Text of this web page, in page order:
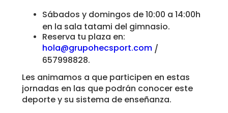
Sábados y domingos de 10:00 a 14:00h
en la sala tatami del gimnasio.
Reserva tu plaza en:
hola@grupohecsport.com /
657998828.
Les animamos a que participen en estas
jornadas en las que podrán conocer este
deporte y su sistema de enseñanza.